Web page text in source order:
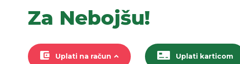
Za Nebojšu!
Uplati na račun Uplati karticom